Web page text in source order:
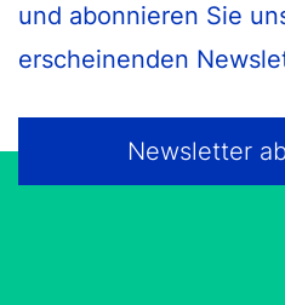
und abonnieren Sie
erscheinenden
Newsletter